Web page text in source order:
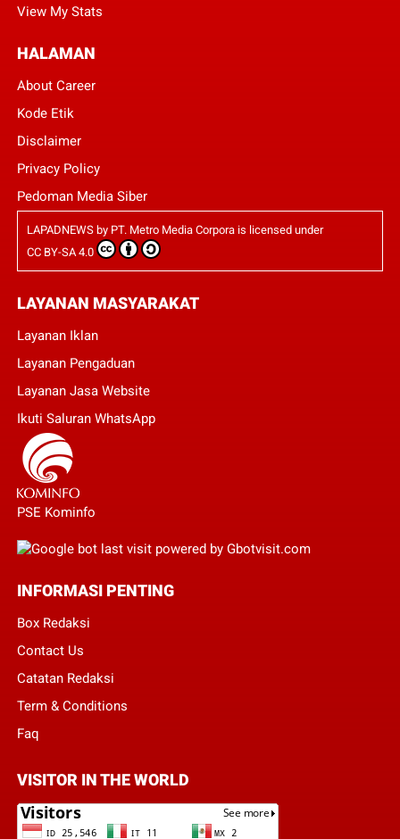
View My Stats
HALAMAN
About Career
Kode Etik
Disclaimer
Privacy Policy
Pedoman Media Siber
LAPADNEWSby PT. Metro Media Corporais licensed under
CC BY-SA 4.0
LAYANAN MASYARAKAT
Layanan Iklan
Layanan Pengaduan
Layanan Jasa Website
Ikuti Saluran WhatsApp
PSE Kominfo
INFORMASI PENTING
Box Redaksi
Contact Us
Catatan Redaksi
Term & Conditions
Faq
VISITOR IN THE WORLD